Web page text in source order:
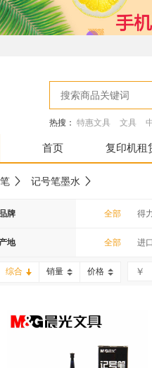
热搜： 特惠文具 文具
首页 复印机租
记号笔墨水
牌 全部 得
王者塑封
白雪 百乐
产地 全部 进口
综合 销量 价格